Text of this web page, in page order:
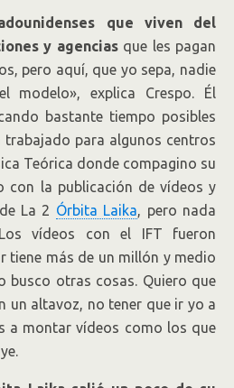
que viven del
y agenciasque les pagan
pero aquí, que yo sepa, nadie
modelo», explica Crespo. Él
bastante tiempo posibles
para algunos centros
Teórica donde compagino su
con la publicación de vídeos y
La 2 Órbita Laika, pero nada
vídeos con el IFT fueron
tiene más de un millón y medio
busco otras cosas. Quiero que
un altavoz, no tener que ir yo a
a montar vídeos como los que